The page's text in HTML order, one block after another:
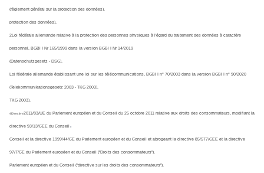
(règlement général sur la protection des données).
protection des données).
2Loi fédérale allemande relative à la protection des personnes physiques à l'égard du traitement des données à caractère
personnel, BGBl I Nr 165/1999 dans la version BGBl I Nr 14/2019
(Datenschutzgesetz - DSG).
Loi fédérale allemande établissant une loi sur les télécommunications, BGBl I n° 70/2003 dans la version BGBl I n° 90/2020
(Telekommunikationsgesetz 2003 - TKG 2003).
TKG 2003).
4Directive2011/83/UE du Parlement européen et du Conseil du 25 octobre 2011 relative aux droits des consommateurs, modifiant la
directive 93/13/CEE du Conseil .
Conseil et la directive 1999/44/CE du Parlement européen et du Conseil et abrogeant la directive 85/577/CEE et la directive
97/7/CE du Parlement européen et du Conseil ("Droits des consommateurs").
Parlement européen et du Conseil ("directive sur les droits des consommateurs").